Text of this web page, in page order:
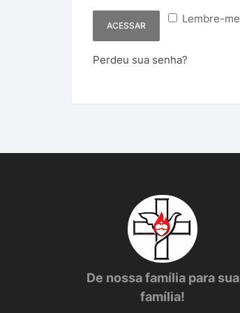
Lembre-me
ACESSAR
Perdeu sua senha?
De nossa família para sua
família!